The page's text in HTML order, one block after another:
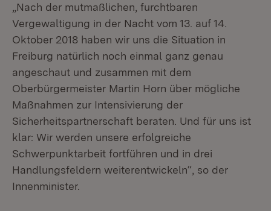
„Nach der mutmaßlichen, furchtbaren
Vergewaltigung in der Nacht vom 13. auf 14.
Oktober 2018 haben wir uns die Situation in
Freiburg natürlich noch einmal ganz genau
angeschaut und zusammen mit dem
Oberbürgermeister Martin Horn über mögliche
Maßnahmen zur Intensivierung der
Sicherheitspartnerschaft beraten. Und für uns ist
klar: Wir werden unsere erfolgreiche
Schwerpunktarbeit fortführen und in drei
Handlungsfeldern weiterentwickeln“, so der
Innenminister.